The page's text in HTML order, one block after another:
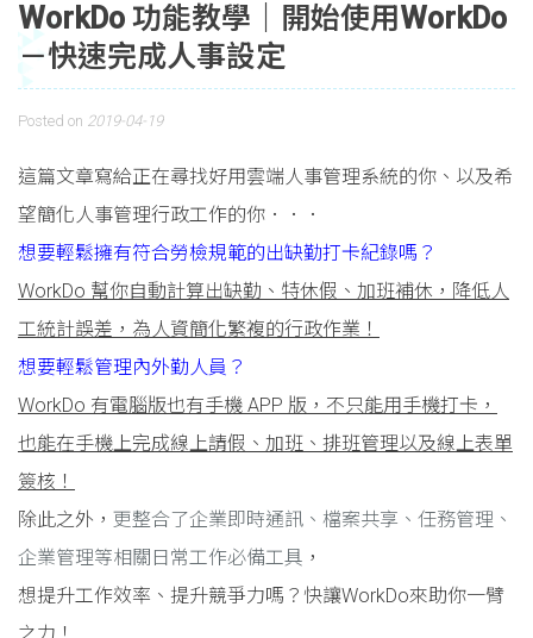
WorkDo 功能教學｜開始使用WorkDo
－快速完成人事設定
Posted on 2019-04-19
這篇文章寫給正在尋找好用雲端人事管理系統的你、以及希
望簡化人事管理行政工作的你．．．
想要輕鬆擁有符合勞檢規範的出缺勤打卡紀錄嗎？
WorkDo 幫你自動計算出缺勤、特休假、加班補休，降低人
工統計誤差，為人資簡化繁複的行政作業！
想要輕鬆管理內外勤人員？
WorkDo 有電腦版也有手機 APP 版，不只能用手機打卡，
也能在手機上完成線上請假、加班、排班管理以及線上表單
簽核！
除此之外， 更整合了企業即時通訊、檔案共享、任務管理、
企業管理等相關日常工作必備工具 ，
想提升工作效率、提升競爭力嗎？快讓WorkDo來助你一臂